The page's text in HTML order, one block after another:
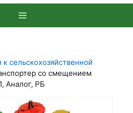
к сельскохозяйственной
со смещением
Аналог, РБ